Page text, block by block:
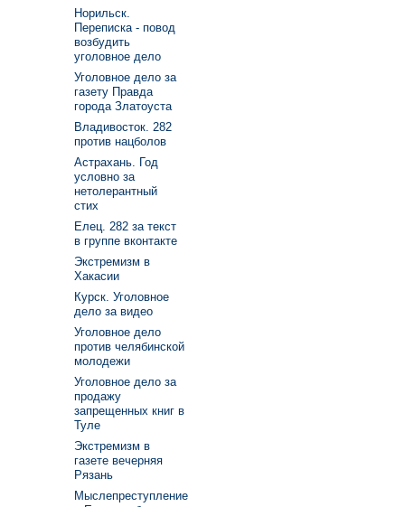
Норильск.
Переписка - повод
возбудить
уголовное дело
Уголовное дело за
газету Правда
города Златоуста
Владивосток. 282
против нацболов
Астрахань. Год
условно за
нетолерантный
стих
Елец. 282 за текст
в группе вконтакте
Экстремизм в
Хакасии
Курск. Уголовное
дело за видео
Уголовное дело
против челябинской
молодежи
Уголовное дело за
продажу
запрещенных книг в
Туле
Экстремизм в
газете вечерняя
Рязань
Мыслепреступление